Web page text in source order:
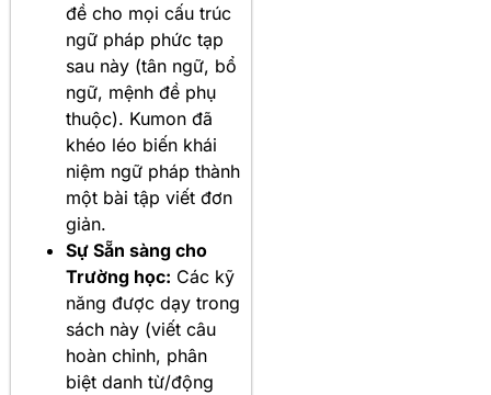
đề cho mọi cấu trúc
ngữ pháp phức tạp
sau này (tân ngữ, bổ
ngữ, mệnh đề phụ
thuộc). Kumon đã
khéo léo biến khái
niệm ngữ pháp thành
một bài tập viết đơn
giản.
Sự Sẵn sàng cho
Trường học: Các kỹ
năng được dạy trong
sách này (viết câu
hoàn chỉnh, phân
biệt danh từ/động